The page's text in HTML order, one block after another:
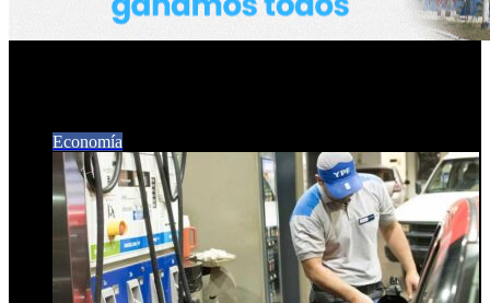
Economía